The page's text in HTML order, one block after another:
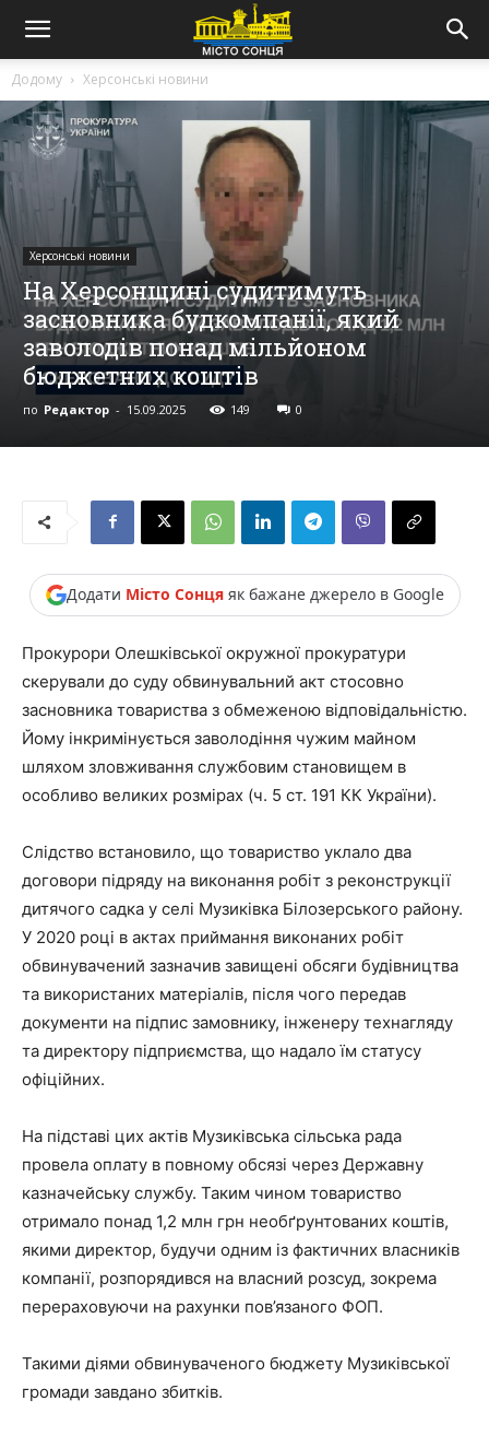
Додому Херсонські новини
Херсонські новини
На Херсонщині судитимуть
засновника будкомпанії, який
заволодів понад мільйоном
бюджетних коштів
по Редактор - 15.09.2025 149 0
Додати Місто Сонцяяк бажане джерело в Google
Прокурори Олешківської окружної прокуратури
скерували до суду обвинувальний акт стосовно
засновника товариства з обмеженою відповідальністю.
Йому інкримінується заволодіння чужим майном
шляхом зловживання службовим становищем в
особливо великих розмірах (ч. 5 ст. 191 КК України).
Слідство встановило, що товариство уклало два
договори підряду на виконання робіт з реконструкції
дитячого садка у селі Музиківка Білозерського району.
У 2020 році в актах приймання виконаних робіт
обвинувачений зазначив завищені обсяги будівництва
та використаних матеріалів, після чого передав
документи на підпис замовнику, інженеру технагляду
та директору підприємства, що надало їм статусу
офіційних.
На підставі цих актів Музиківська сільська рада
провела оплату в повному обсязі через Державну
казначейську службу. Таким чином товариство
отримало понад 1,2 млн грн необґрунтованих коштів,
якими директор, будучи одним із фактичних власників
компанії, розпорядився на власний розсуд, зокрема
перераховуючи на рахунки пов’язаного ФОП.
Такими діями обвинуваченого бюджету Музиківської
громади завдано збитків.